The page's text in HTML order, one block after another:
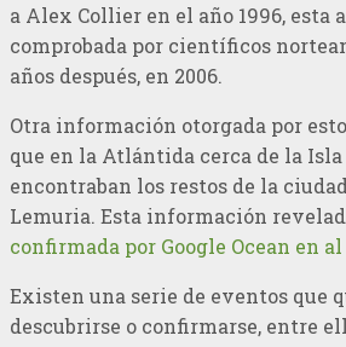
a Alex Collier en el año 1996, esta
comprobada por científicos
años después, en 2006.
Otra información otorgada por
que en la Atlántida cerca de la Isla
encontraban los restos de la
Lemuria. Esta información
confirmada por Google Ocean en al
Existen una serie de eventos que
descubrirse o confirmarse, entre